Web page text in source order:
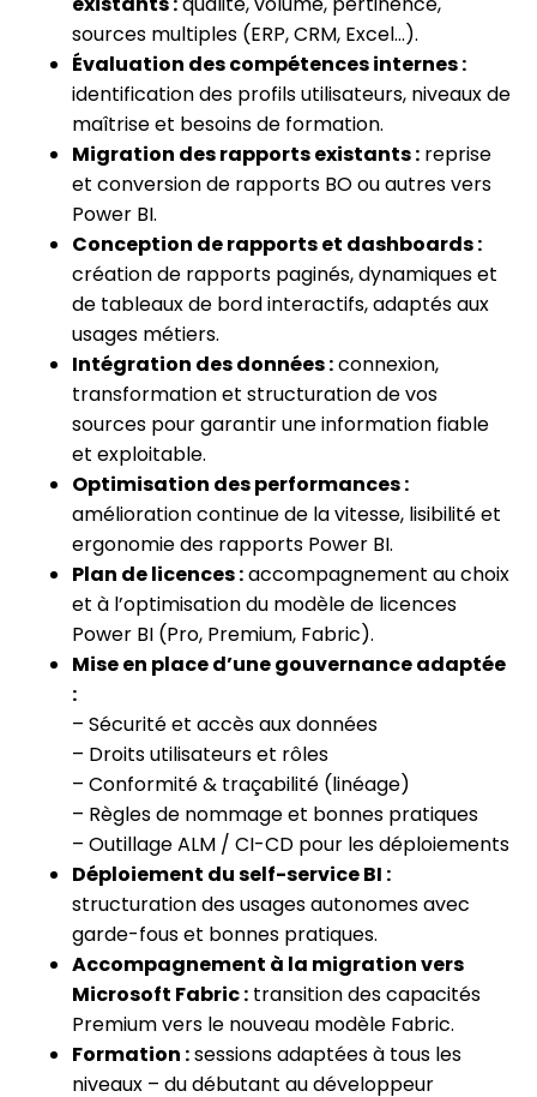
sources multiples (ERP, CRM, Excel…).
Évaluation des compétences internes :
identification des profils utilisateurs, niveaux de
maîtrise et besoins de formation.
Migration des rapports existants : reprise
et conversion de rapports BO ou autres vers
Power BI.
Conception de rapports et dashboards :
création de rapports paginés, dynamiques et
de tableaux de bord interactifs, adaptés aux
usages métiers.
Intégration des données :connexion,
transformation et structuration de vos
sources pour garantir une information fiable
et exploitable.
Optimisation des performances :
amélioration continue de la vitesse, lisibilité et
ergonomie des rapports Power BI.
Plan de licences :accompagnement au choix
et à l’optimisation du modèle de licences
Power BI (Pro, Premium, Fabric).
Mise en place d’une gouvernance adaptée
:
– Sécurité et accès aux données
– Droits utilisateurs et rôles
– Conformité & traçabilité (linéage)
– Règles de nommage et bonnes pratiques
– Outillage ALM / CI-CD pour les déploiements
Déploiement du self-service BI :
structuration des usages autonomes avec
garde-fous et bonnes pratiques.
Accompagnement à la migration vers
Microsoft Fabric : transition des capacités
Premium vers le nouveau modèle Fabric.
Formation :sessions adaptées à tous les
niveaux – du débutant au développeur